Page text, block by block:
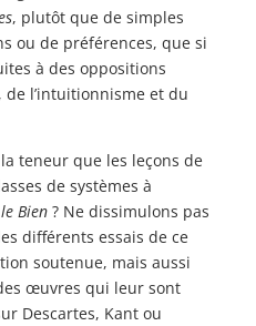
, plutôt que de simples
ou de préférences, que si
à des oppositions
l’intuitionnisme et du
teneur que les leçons de
de systèmes à
Bien ? Ne dissimulons pas
différents essais de ce
soutenue, mais aussi
œuvres qui leur sont
Descartes, Kant ou